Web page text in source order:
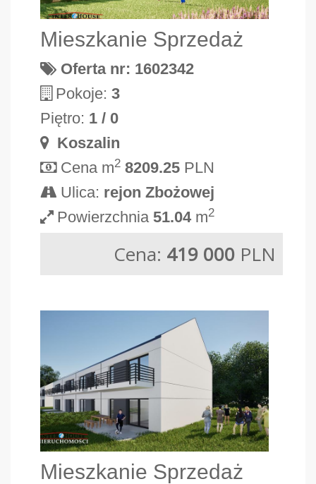
Mieszkanie Sprzedaż
Oferta nr: 1602342
Pokoje:3
Piętro: 1 / 0
Koszalin
Cena m2 8209.25 PLN
Ulica: rejon Zbożowej
Powierzchnia51.04 m2
Cena: 419 000 PLN
Mieszkanie Sprzedaż